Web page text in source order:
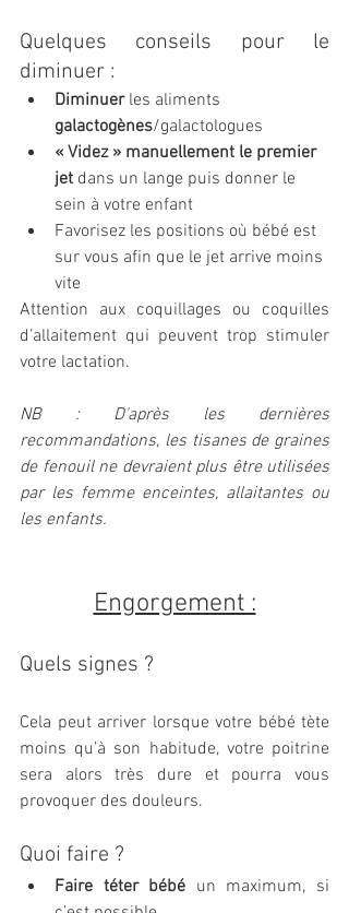
Quelques conseils pour le
diminuer :
Diminuer les aliments
galactogènes/galactologues
« Videz » manuellement le premier
jet dans un lange puis donner le
sein à votre enfant
Favorisez les positions où bébé est
sur vous afin que le jet arrive moins
vite
Attention aux coquillages ou coquilles
d’allaitement qui peuvent trop stimuler
votre lactation.
NB : D'après les dernières
recommandations, les tisanes de graines
de fenouil ne devraient plus être utilisées
par les femme enceintes, allaitantes ou
les enfants.
Engorgement :
Quels signes ?
Cela peut arriver lorsque votre bébé tète
moins qu’à son habitude, votre poitrine
sera alors très dure et pourra vous
provoquer des douleurs.
Quoi faire ?
Faire téter bébé un maximum, si